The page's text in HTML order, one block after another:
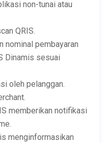
non-tunai atau
QRIS.
nominal pembayaran
Dinamis sesuai
oleh pelanggan.
memberikan notifikasi
menginformasikan